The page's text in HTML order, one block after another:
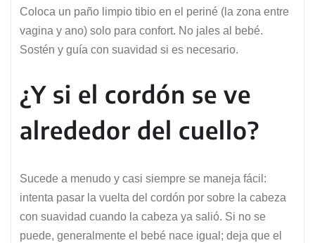
Coloca un paño limpio tibio en el periné (la zona entre
vagina y ano) solo para confort. No jales al bebé.
Sostén y guía con suavidad si es necesario.
¿Y si el cordón se ve
alrededor del cuello?
Sucede a menudo y casi siempre se maneja fácil:
intenta pasar la vuelta del cordón por sobre la cabeza
con suavidad cuando la cabeza ya salió. Si no se
puede, generalmente el bebé nace igual; deja que el